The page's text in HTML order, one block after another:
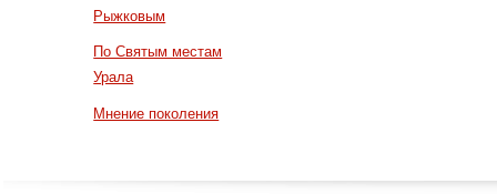
Рыжковым
По Святым местам
Урала
Мнение поколения